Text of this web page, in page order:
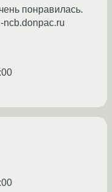
понравилась.